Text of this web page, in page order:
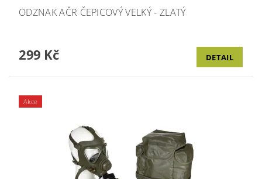
ODZNAK AČR ČEPICOVÝ VELKÝ - ZLATÝ
299 Kč DETAIL
Akce